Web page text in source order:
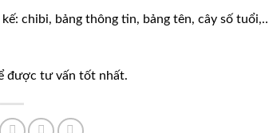
chibi, bảng thông tin, bảng tên, cây số
được tư vấn tốt nhất.